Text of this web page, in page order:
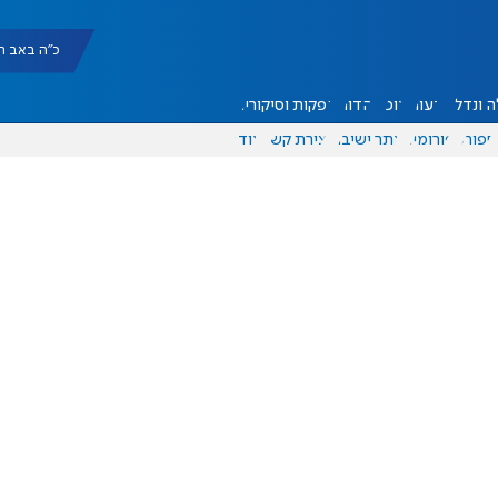
כ"ה באב תשפ"ו
ונדל"ן דעות אוכל יהדות הפקות וסיקורים
ספורט פורומים אתר ישיבה יצירת קשר עוד